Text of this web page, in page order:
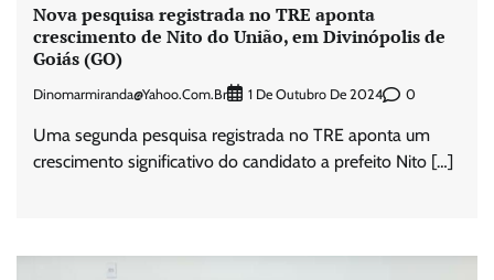
Nova pesquisa registrada no TRE aponta
crescimento de Nito do União, em Divinópolis de
Goiás (GO)
Dinomarmiranda@yahoo.com.br 1 De Outubro De 2024 0
Uma segunda pesquisa registrada no TRE aponta um
crescimento significativo do candidato a prefeito Nito […]